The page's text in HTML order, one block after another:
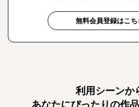
無料会員登録はこち
利用シーンか
あなたにぴったりの作